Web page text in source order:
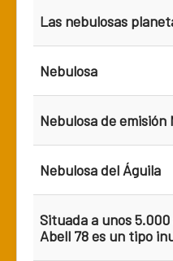
Las nebulosas
Nebulosa
Nebulosa de emisión
Nebulosa del Águila
Situada a unos
Abell 78 es un tipo